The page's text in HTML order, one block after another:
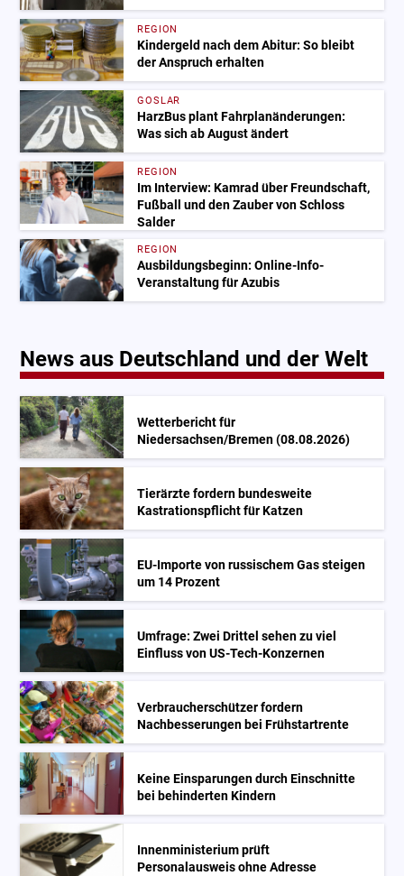
REGION
Kindergeld nach dem Abitur: So bleibt
der Anspruch erhalten
GOSLAR
HarzBus plant Fahrplanänderungen:
Was sich ab August ändert
REGION
Im Interview: Kamrad über Freundschaft,
Fußball und den Zauber von Schloss
Salder
REGION
Ausbildungsbeginn: Online-Info-
Veranstaltung für Azubis
News aus Deutschland und der Welt
Wetterbericht für
Niedersachsen/Bremen (08.08.2026)
Tierärzte fordern bundesweite
Kastrationspflicht für Katzen
EU-Importe von russischem Gas steigen
um 14 Prozent
Umfrage: Zwei Drittel sehen zu viel
Einfluss von US-Tech-Konzernen
Verbraucherschützer fordern
Nachbesserungen bei Frühstartrente
Keine Einsparungen durch Einschnitte
bei behinderten Kindern
Innenministerium prüft
Personalausweis ohne Adresse